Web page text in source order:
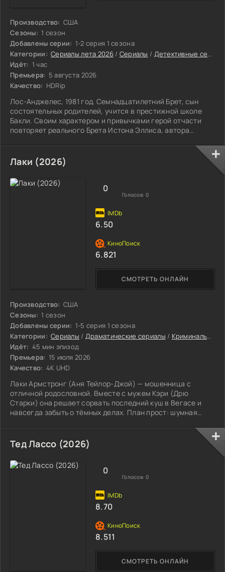
Производство: США
Сезоны: 1 сезон
Добавлены серии: 1-2 серия 1 сезона
Категории: Сериалы лета 2026/ Сериалы / Детективные сериалы
Идёт: 1 час
Премьера: 5 августа 2026
Качество: HDRip
Лос-Анджелес, 1981 год. Семнадцатилетний Брет, сын
состоятельных родителей, учится в престижной школе
Бакли. Своим характером и привычками герой отчасти
повторяет реального Брета Истона Эллиса, автора
образ жизни: вечеринки, светская болтовня, планы на
беззаботное завтра.
Лаки (2026)
Производство: США
Сезоны: 1 сезон
Добавлены серии: 1-5 серия 1 сезона
Категории: Сериалы / Драматические сериалы / Криминальные сериалы
Идёт: 45 мин эпизод
Премьера: 15 июля 2026
Качество: 4K UHD
Лаки Армстронг (Аня Тейлор-Джой) — мошенница с
отличной родословной. Вместе с мужем Кэри (Дрю
Старки) она решает сорвать последний куш в Вегасе и
навсегда забыть о тёмных делах. План прост: шумная
новую жизнь. Однако утро приносит жестокий сюрприз.
Лаки просыпается в гостиничном номере с дикой
головной болью и понимает: Кэри исчез, деньги пропали.
Внизу её уже ждут агенты ФБР (Онжаню Эллис-Тейлор) и
те, кого она хотела бы никогда не
СМОТРЕТЬ ОНЛАЙН
0
Голосов: 0
6.50
6.821
Тед Лассо (2026)
СМОТРЕТЬ ОНЛАЙН
0
Голосов: 0
8.70
8.511